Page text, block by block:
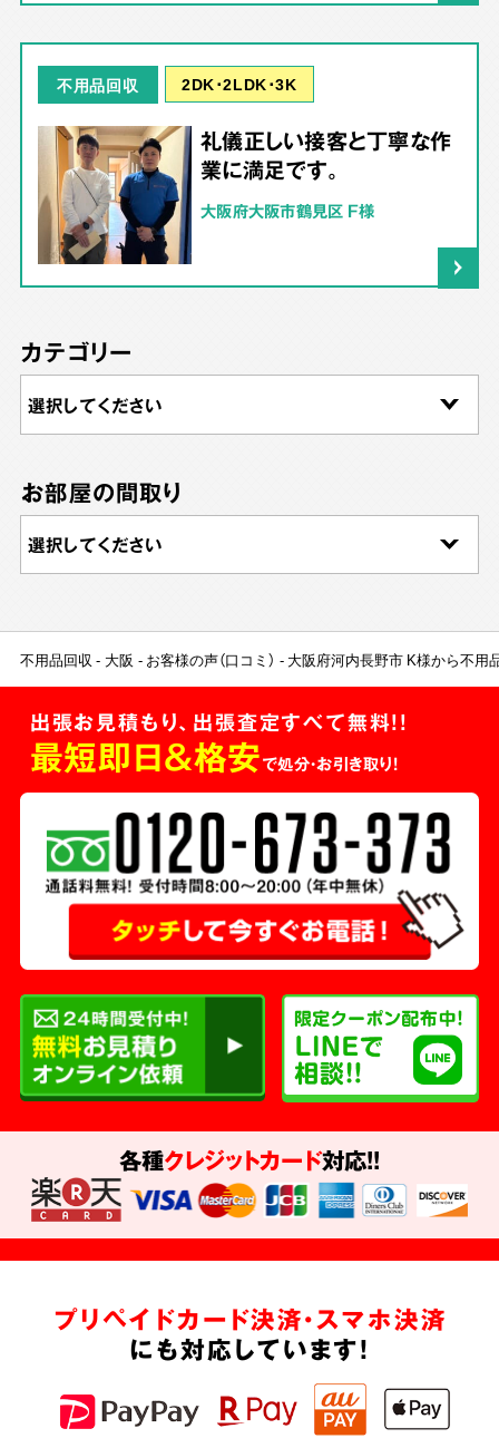
不用品回収 2DK･2LDK･3K
礼儀正しい接客と丁寧な作
業に満足です。
大阪府大阪市鶴見区 F様
カテゴリー
お部屋の間取り
不用品回収 大阪 お客様の声（口コミ） 大阪府河内長野市 K様から不用
出張お見積もり、出張査定すべて無料!!
最短即日＆格安で処分・お引き取り！
各種クレジットカード対応!!
プリペイドカード決済・スマホ決済
にも対応しています!